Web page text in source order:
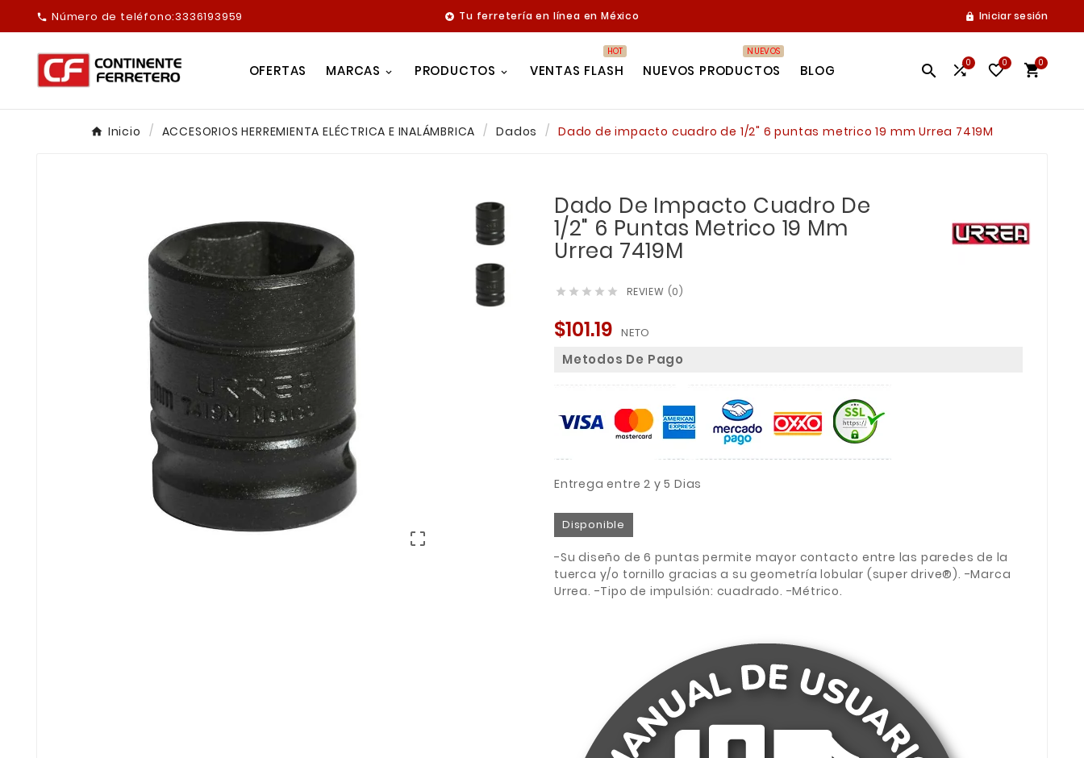
 Número de teléfono:3336193959  Tu ferretería en línea en México  Iniciar sesión
OFERTAS MARCAS PRODUCTOS VENTAS FLASH
HOT
NUEVOS PRODUCTOS
NUEVOS
BLOG  0 0 0
Inicio ACCESORIOS HERREMIENTA ELÉCTRICA E INALÁMBRICA Dados Dado de impacto cuadro de 1/2" 6 puntas metrico 19 mm Urrea 7419M

Dado De Impacto Cuadro De
1/2" 6 Puntas Metrico 19 Mm
Urrea 7419M
     REVIEW (0)
$101.19 NETO
Metodos De Pago
Entrega entre 2 y 5 Dias
Disponible
-Su diseño de 6 puntas permite mayor contacto entre las paredes de la
tuerca y/o tornillo gracias a su geometría lobular (super drive®). -Marca
Urrea. -Tipo de impulsión: cuadrado. -Métrico.